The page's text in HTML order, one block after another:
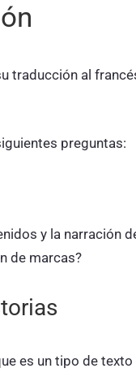
traducción al
preguntas:
y la narración
de marcas?
es un tipo de